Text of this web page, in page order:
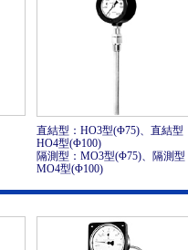
直結型：HO3型(Φ75)、直結型
HO4型(Φ100)
隔測型：MO3型(Φ75)、隔測型
MO4型(Φ100)